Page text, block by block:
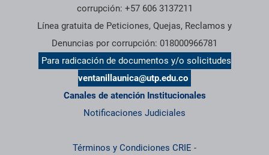
corrupción: +57 606 3137211
Línea gratuita de Peticiones, Quejas, Reclamos y
Denuncias por corrupción: 018000966781
Para radicación de documentos y/o solicitudes
ventanillaunica@utp.edu.co
Canales de atención Institucionales
Notificaciones Judiciales
Términos y Condiciones CRIE -